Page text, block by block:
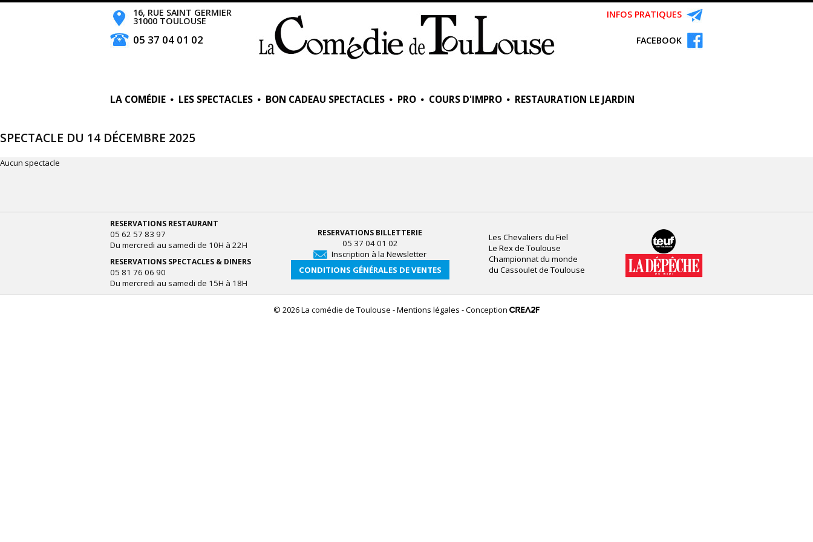
16, RUE SAINT GERMIER
31000 TOULOUSE
05 37 04 01 02
INFOS PRATIQUES
FACEBOOK
LA COMÉDIE LES SPECTACLES BON CADEAU SPECTACLES PRO COURS D'IMPRO RESTAURATION LE JARDIN
SPECTACLE DU 14 DÉCEMBRE 2025
Aucun spectacle
RESERVATIONS RESTAURANT
05 62 57 83 97
Du mercredi au samedi de 10H à 22H
RESERVATIONS SPECTACLES & DINERS
05 81 76 06 90
Du mercredi au samedi de 15H à 18H
RESERVATIONS BILLETTERIE
05 37 04 01 02
Inscription à la Newsletter
CONDITIONS GÉNÉRALES DE VENTES
Les Chevaliers du Fiel
Le Rex de Toulouse
Championnat du monde
du Cassoulet de Toulouse
© 2026 La comédie de Toulouse -Mentions légales - Conception